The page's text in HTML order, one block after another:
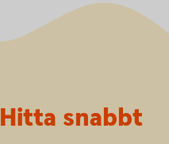
Hitta snabbt